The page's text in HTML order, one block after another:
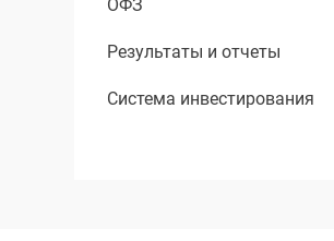
ОФЗ
Результаты и отчеты
Система инвестирования